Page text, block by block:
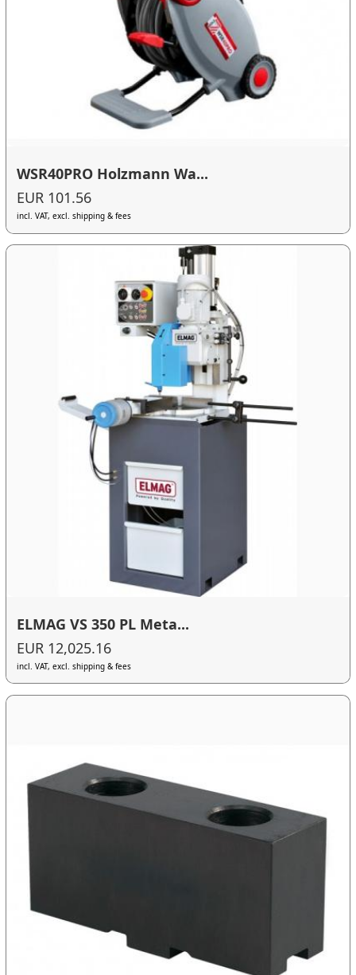
WSR40PRO Holzmann Wa...
EUR 101.56
incl. VAT, excl. shipping & fees
ELMAG VS 350 PL Meta...
EUR 12,025.16
incl. VAT, excl. shipping & fees